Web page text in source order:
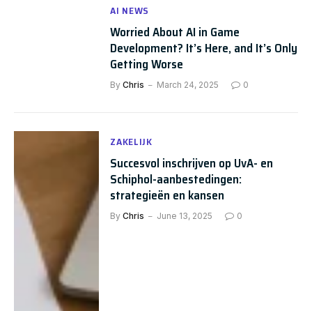
AI NEWS
Worried About AI in Game
Development? It’s Here, and It’s Only
Getting Worse
By Chris March 24, 2025 0
ZAKELIJK
Succesvol inschrijven op UvA- en
Schiphol-aanbestedingen:
strategieën en kansen
By Chris June 13, 2025 0